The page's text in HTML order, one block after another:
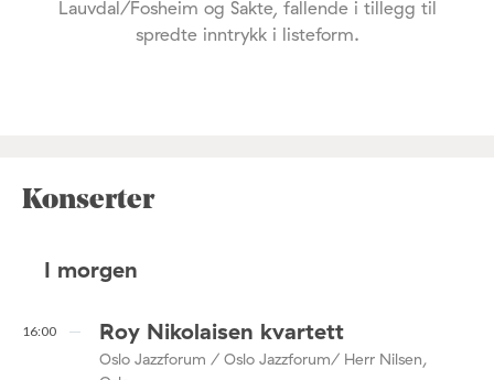
Lauvdal/Fosheim og Sakte, fallende i tillegg til
spredte inntrykk i listeform.
Konserter
I morgen
16:00 Roy Nikolaisen kvartett
Oslo Jazzforum / Oslo Jazzforum/ Herr Nilsen,